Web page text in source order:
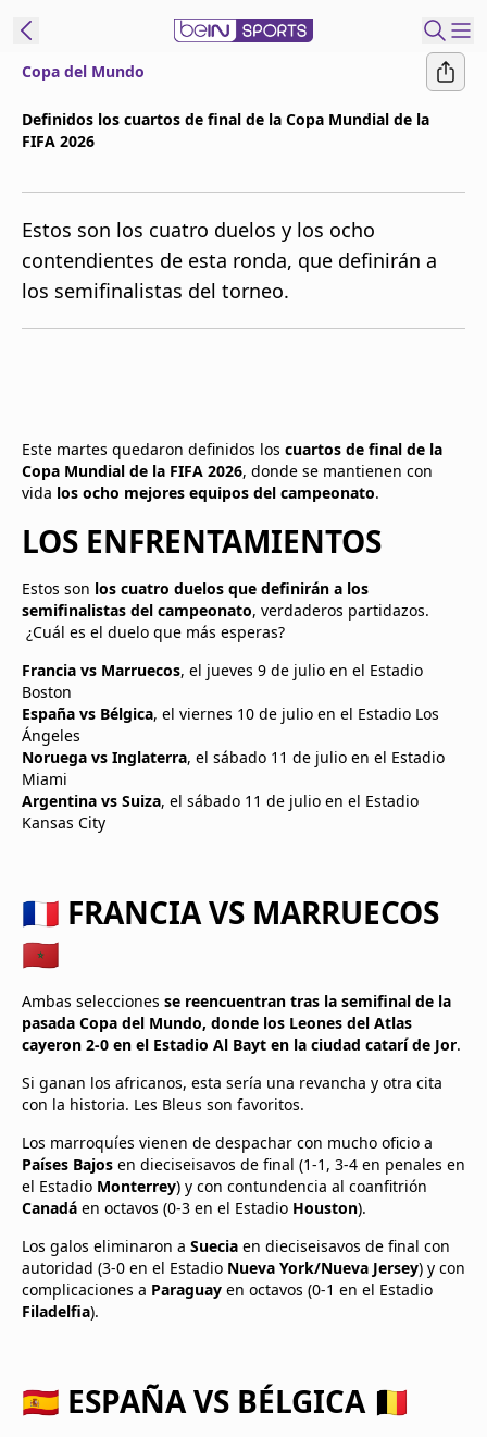
beIN XTRA
Copa del Mundo
Definidos los cuartos de final de la Copa Mundial de la
FIFA 2026
Estos son los cuatro duelos y los ocho
contendientes de esta ronda, que definirán a
los semifinalistas del torneo.
Este martes quedaron definidos los cuartos de final de la
Copa Mundial de la FIFA 2026, donde se mantienen con
vida los ocho mejores equipos del campeonato.
LOS ENFRENTAMIENTOS
Estos son los cuatro duelos que definirán a los
semifinalistas del campeonato, verdaderos partidazos.
¿Cuál es el duelo que más esperas?
Francia vs Marruecos, el jueves 9 de julio en el Estadio
Boston
España vs Bélgica, el viernes 10 de julio en el Estadio Los
Ángeles
Noruega vs Inglaterra, el sábado 11 de julio en el Estadio
Miami
Argentina vs Suiza, el sábado 11 de julio en el Estadio
Kansas City
🇫🇷 FRANCIA VS MARRUECOS
🇲🇦
Ambas selecciones se reencuentran tras la semifinal de la
pasada Copa del Mundo, donde los Leones del Atlas
cayeron 2-0 en el Estadio Al Bayt en la ciudad catarí de Jor.
Si ganan los africanos, esta sería una revancha y otra cita
con la historia. Les Bleus son favoritos.
Los marroquíes vienen de despachar con mucho oficio a
Países Bajos en dieciseisavos de final (1-1, 3-4 en penales en
el Estadio Monterrey) y con contundencia al coanfitrión
Canadá en octavos (0-3 en el Estadio Houston).
Los galos eliminaron a Suecia en dieciseisavos de final con
autoridad (3-0 en el Estadio Nueva York/Nueva Jersey) y con
complicaciones a Paraguay en octavos (0-1 en el Estadio
Filadelfia).
🇪🇸 ESPAÑA VS BÉLGICA 🇧🇪